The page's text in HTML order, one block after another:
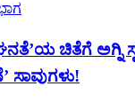
ಚಿತೆಗೆ ಅಗ್ನಿ
ಸಾವುಗಳು!